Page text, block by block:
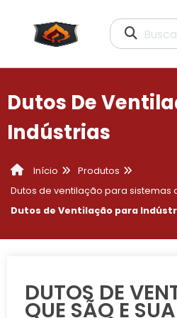
Dutos De
Indústrias
Início
Produtos
Dutos de ventilação para sistemas
Dutos de Ventilação para
DUTOS DE
QUE SÃO E SUA